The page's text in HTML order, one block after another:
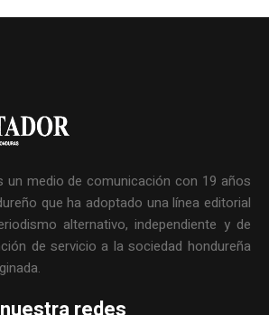
un medio de comunicación con 19 años
que ha adoptado una línea editorial
alternativo, independiente y de
de servicio a la sociedad hondureña
redes